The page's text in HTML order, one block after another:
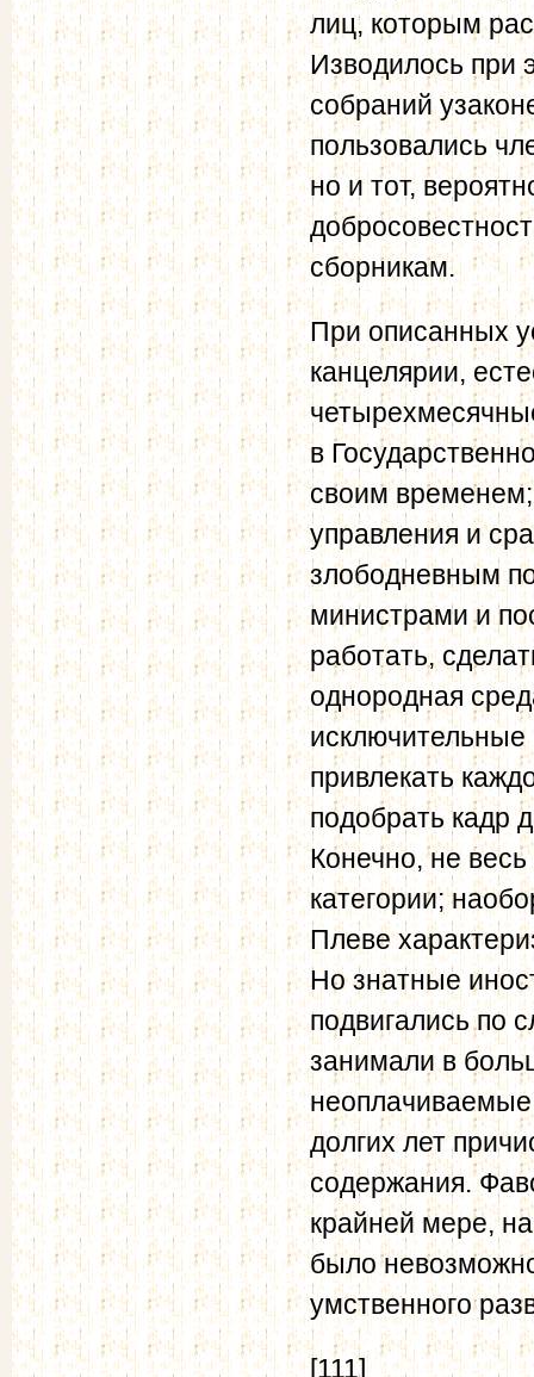
лиц, которым
Изводилось при
собраний
пользовались
но и тот,
сборникам.
При описанных
канцелярии,
в
своим временем;
управления и
злободневным
министрами и
работать,
однородная
привлекать
подобрать кадр
Конечно, не
категории;
Плеве
Но знатные
подвигались по
занимали в
долгих лет
содержания.
крайней мере,
было
умственного
[111]